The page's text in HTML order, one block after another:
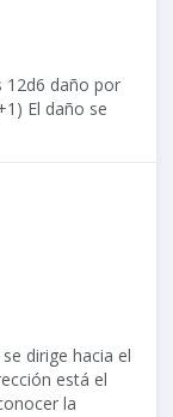
12d6 daño por
El daño se
dirige hacia el
está el
la